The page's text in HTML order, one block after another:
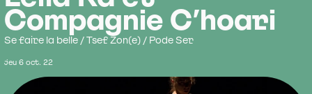
Compagnie C’hoari
Se faire la belle / Tsef Zon(e) / Pode Ser
jeu 6 oct. 22